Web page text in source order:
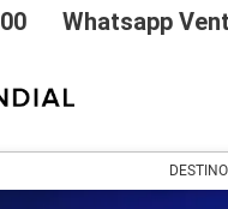
Whatsapp